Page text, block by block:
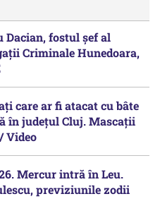
Dacian, fostul șef al
Criminale Hunedoara,
care ar fi atacat cu bâte
în județul Cluj. Mascații
Video
Mercur intră în Leu.
previziunile zodii